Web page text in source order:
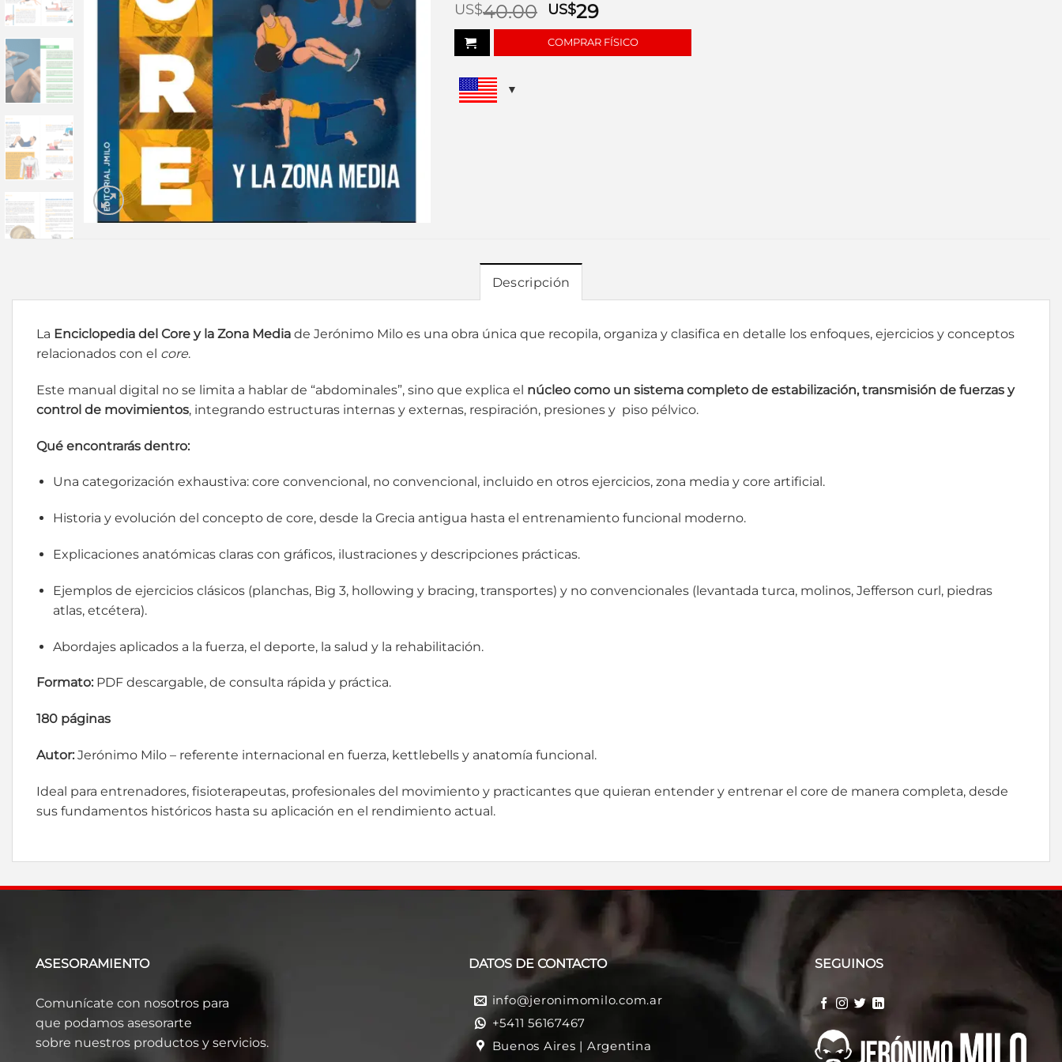
US$15.00.
US$40.00 US$29
COMPRAR FÍSICO
Descripción
La Enciclopedia del Core y la Zona Media de Jerónimo Milo es una obra única que recopila, organiza y clasifica en detalle los enfoques, ejercicios y conceptos
relacionados con el core.
Este manual digital no se limita a hablar de “abdominales”, sino que explica el núcleo como un sistema completo de estabilización, transmisión de fuerzas y
control de movimientos, integrando estructuras internas y externas, respiración, presiones y piso pélvico.
Qué encontrarás dentro:
Una categorización exhaustiva: core convencional, no convencional, incluido en otros ejercicios, zona media y core artificial.
Historia y evolución del concepto de core, desde la Grecia antigua hasta el entrenamiento funcional moderno.
Explicaciones anatómicas claras con gráficos, ilustraciones y descripciones prácticas.
Ejemplos de ejercicios clásicos (planchas, Big 3, hollowing y bracing, transportes) y no convencionales (levantada turca, molinos, Jefferson curl, piedras
atlas, etcétera).
Abordajes aplicados a la fuerza, el deporte, la salud y la rehabilitación.
Formato: PDF descargable, de consulta rápida y práctica.
180 páginas
Autor: Jerónimo Milo – referente internacional en fuerza, kettlebells y anatomía funcional.
Ideal para entrenadores, fisioterapeutas, profesionales del movimiento y practicantes que quieran entender y entrenar el core de manera completa, desde
sus fundamentos históricos hasta su aplicación en el rendimiento actual.
ASESORAMIENTO
Comunícate con nosotros para
que podamos asesorarte
sobre nuestros productos y servicios.
DATOS DE CONTACTO
info@jeronimomilo.com.ar
+5411 56167467
Buenos Aires | Argentina
SEGUINOS